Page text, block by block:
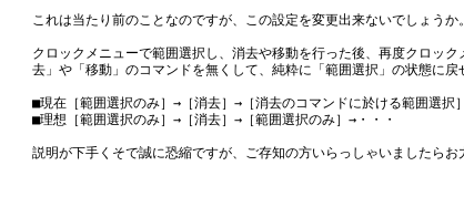
これは当たり前のことなのですが、この設定を変更出来ないでしょうか。
クロックメニューで範囲選択し、消去や移動を行った後、再度クロッ
去」や「移動」のコマンドを無くして、純粋に「範囲選択」の状態に戻
■現在［範囲選択のみ］→［消去］→［消去のコマンドに於ける範囲選択
■理想［範囲選択のみ］→［消去］→［範囲選択のみ］→・・・
説明が下手くそで誠に恐縮ですが、ご存知の方いらっしゃいましたらお